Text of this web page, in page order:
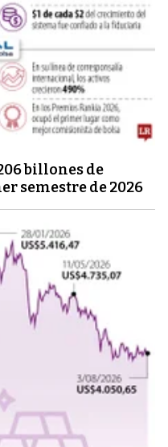
billones de
semestre de 2026